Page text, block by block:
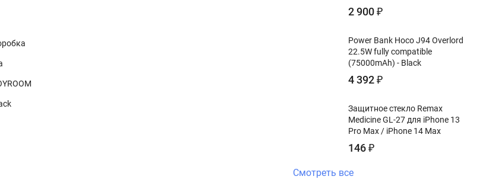
2 900₽
Power Bank Hoco J94 Overlord
22.5W fully compatible
(75000mAh) - Black
4 392₽
Защитное стекло Remax
Medicine GL-27 для iPhone 13
Pro Max / iPhone 14 Max
146₽
Смотреть все